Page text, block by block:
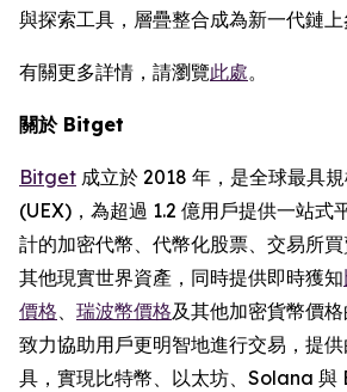
與探索工具，層疊整合成為新一代鏈上
有關更多詳情，請瀏覽此處。
關於 Bitget
Bitget 成立於 2018 年，是全球最具
(UEX)，為超過 1.2 億用戶提供一站式
計的加密代幣、代幣化股票、交易所
其他現實世界資產，同時提供即時獲知
價格、 瑞波幣價格及其他加密貨幣價
致力協助用戶更明智地進行交易，提
具，實現比特幣、以太坊、Solana 與